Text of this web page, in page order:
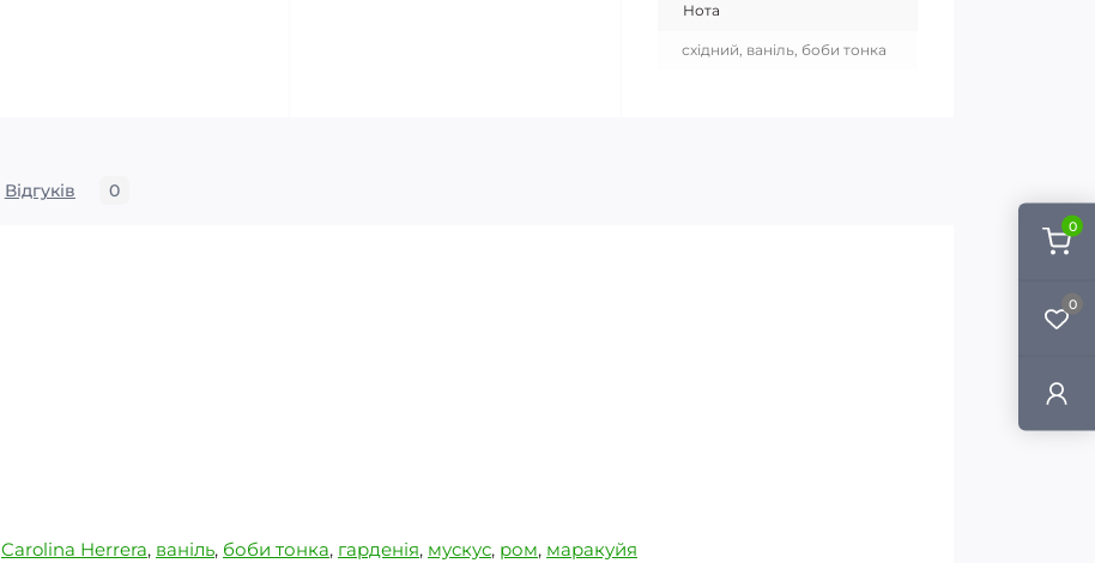
0
0
Нота
східний, ваніль, боби тонка
Відгуків 0
Carolina Herrera, ваніль, боби тонка, гарденія, мускус, ром, маракуйя